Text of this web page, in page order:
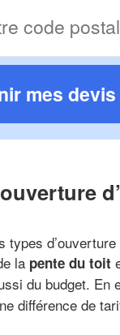
mes devis
types
la pente du toit
du budget. En
différence de